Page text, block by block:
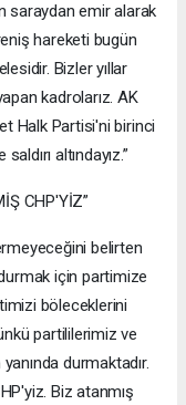
saraydan emir alarak
hareketi bugün
Bizler yıllar
kadrolarız. AK
Halk Partisi'ni birinci
altındayız.”
CHP'YİZ”
belirten
için partimize
böleceklerini
partililerimiz ve
durmaktadır.
Biz atanmış